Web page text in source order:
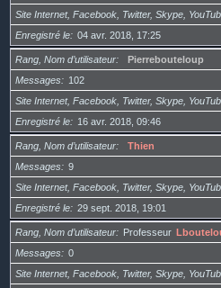
Site Internet, Facebook, Twitter, Skype,
Enregistré le
04 avr. 2018, 17:25
Rang, Nom d’utilisateur
Pierrebouteloup
Messages
102
Site Internet, Facebook, Twitter, Skype,
Enregistré le
16 avr. 2018, 09:46
Rang, Nom d’utilisateur
Thien
Messages
9
Site Internet, Facebook, Twitter, Skype,
Enregistré le
29 sept. 2018, 19:01
Rang, Nom d’utilisateur Professeur
Messages
0
Site Internet, Facebook, Twitter, Skype,